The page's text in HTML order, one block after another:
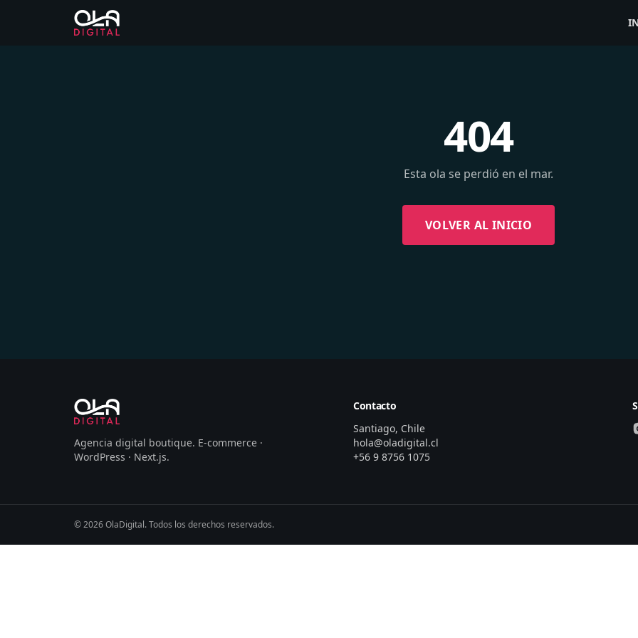
404
Esta ola se perdió en el mar.
VOLVER AL INICIO
Agencia digital boutique. E-commerce ·
WordPress · Next.js.
Contacto
Santiago, Chile
hola@oladigital.cl
+56 9 8756 1075
©2026OlaDigital. Todos los derechos reservados.